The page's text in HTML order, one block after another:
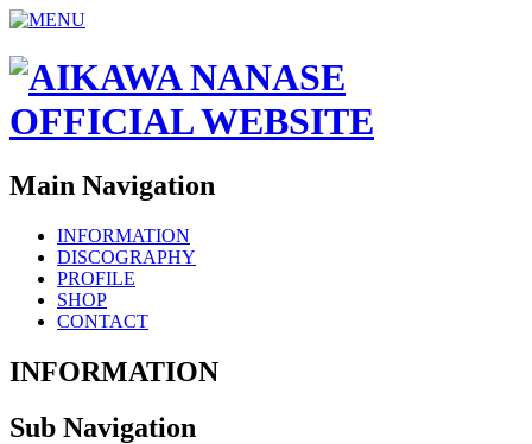
Main Navigation
INFORMATION
DISCOGRAPHY
PROFILE
SHOP
CONTACT
INFORMATION
Sub Navigation